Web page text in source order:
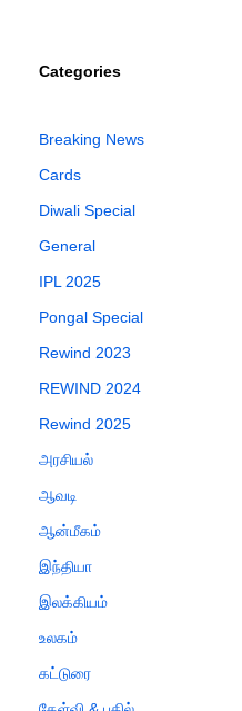
Categories
Breaking News
Cards
Diwali Special
General
IPL 2025
Pongal Special
Rewind 2023
REWIND 2024
Rewind 2025
அரசியல்
ஆவடி
ஆன்மீகம்
இந்தியா
இலக்கியம்
உலகம்
கட்டுரை